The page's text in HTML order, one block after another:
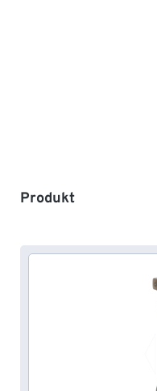
Produktgalerie überspringen
Produkt